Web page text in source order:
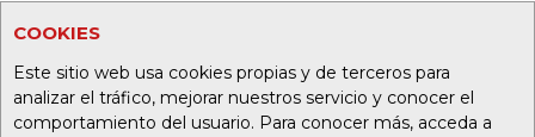
COOKIES
Este sitio web usa cookies propias y de terceros para
analizar el tráfico, mejorar nuestros servicio y conocer el
comportamiento del usuario. Para conocer más, acceda a